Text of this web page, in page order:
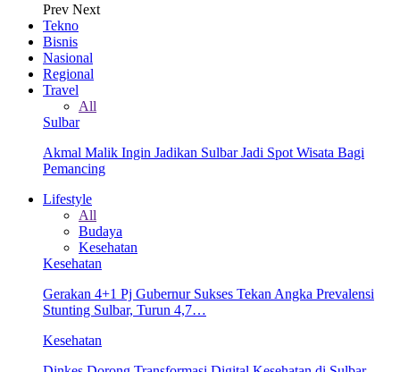
Prev Next
Tekno
Bisnis
Nasional
Regional
Travel
All
Sulbar
Akmal Malik Ingin Jadikan Sulbar Jadi Spot Wisata Bagi
Pemancing
Lifestyle
All
Budaya
Kesehatan
Kesehatan
Gerakan 4+1 Pj Gubernur Sukses Tekan Angka Prevalensi
Stunting Sulbar, Turun 4,7…
Kesehatan